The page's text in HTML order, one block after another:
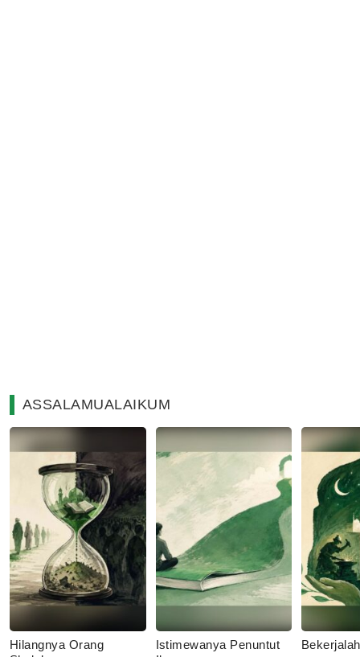
ASSALAMUALAIKUM
Hilangnya Orang
Istimewanya Penuntut
Bekerjalah